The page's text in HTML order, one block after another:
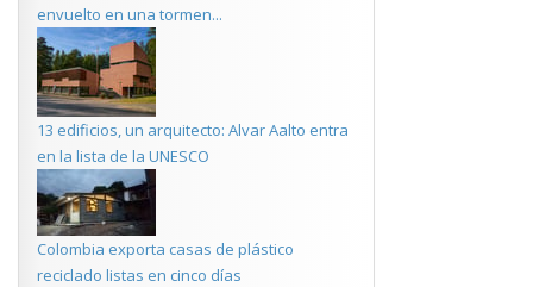
envuelto en una tormen...
13 edificios, un arquitecto: Alvar Aalto entra
en la lista de la UNESCO
Colombia exporta casas de plástico
reciclado listas en cinco días